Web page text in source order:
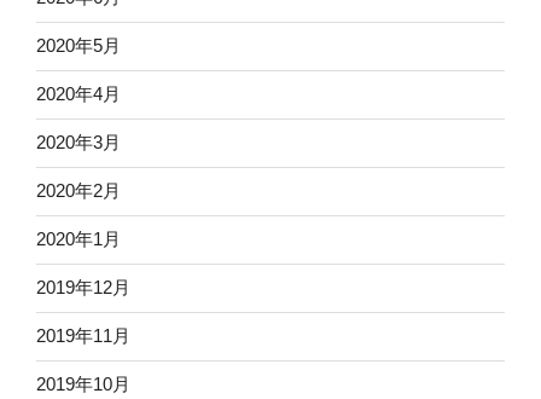
2020年5月
2020年4月
2020年3月
2020年2月
2020年1月
2019年12月
2019年11月
2019年10月